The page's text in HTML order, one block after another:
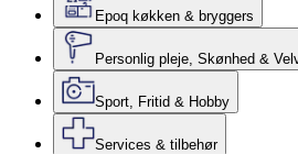
Epoq køkken & bryggers
Personlig pleje, Skønhed &
Sport, Fritid & Hobby
Services & tilbehør